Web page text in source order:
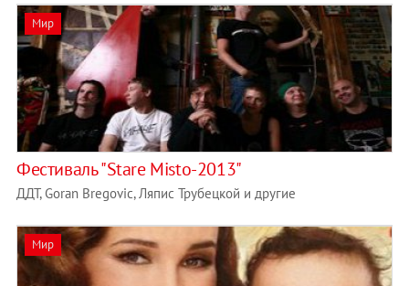
Мир
Фестиваль "Stare Misto-2013"
ДДТ, Goran Bregovic, Ляпис Трубецкой и другие
Мир